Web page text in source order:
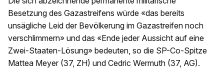
Besetzung des Gazastreifens würde «das bereits
unsägliche Leid der Bevölkerung im Gazastreifen noch
verschlimmern» und das «Ende jeder Aussicht auf eine
Zwei-Staaten-Lösung» bedeuten, so die SP-Co-Spitze
Mattea Meyer (37, ZH) und Cedric Wermuth (37, AG).